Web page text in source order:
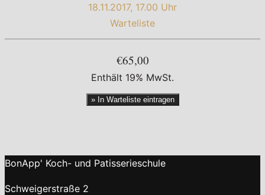
18.11.2017, 17.00 Uhr
Warteliste
€65,00
Enthält 19% MwSt.
» In Warteliste eintragen
BonApp' Koch- und Patisserieschule
Schweigerstraße 2